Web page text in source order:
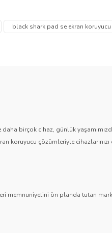
siz yapın!
soru sorulmamış.
black shark pad se ekran
birçok cihaz, günlük
koruyucu çözümleriyle
memnuniyetini ön planda tutan